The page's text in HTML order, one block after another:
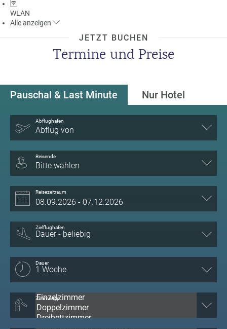
WLAN
Alleanzeigen
JETZT BUCHEN
Termine und Preise
Pauschal & Last Minute Nur Hotel
Abflughafen
Abflug von
Reisende
Bitte wählen
Reisezeitraum
Zielflughafen
Dauer
Zimmertyp